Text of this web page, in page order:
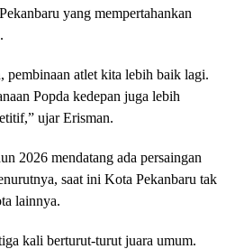
yang mempertahankan
pembinaan atlet kita lebih baik lagi.
Popda kedepan juga lebih
ujar Erisman.
2026 mendatang ada persaingan
saat ini Kota Pekanbaru tak
lainnya.
kali berturut-turut juara umum.